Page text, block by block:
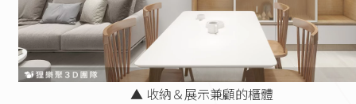
▲ 收納＆展示兼顧的櫃體